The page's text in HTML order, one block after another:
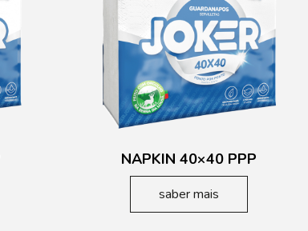
NAPKIN 40×40 PPP
saber mais